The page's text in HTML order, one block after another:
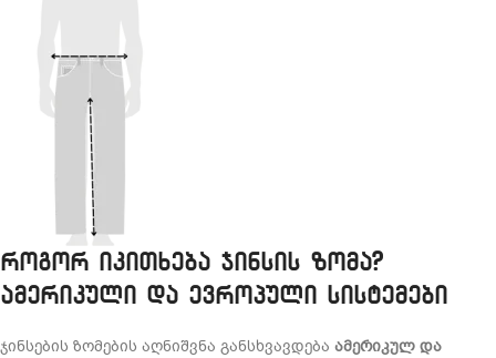
როგორ იკითხება ჯინსის ზომა?
ამერიკული და ევროპული სისტემები
ჯინსების ზომების აღნიშვნა განსხვავდება ამერიკულ და